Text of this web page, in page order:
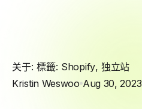
关于: 標籤: Shopify, 独立站
Kristin Weswoo Aug 30, 2023